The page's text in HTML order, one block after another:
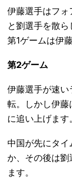
伊藤選手はフォ
と劉選手を散ら
第1ゲームは伊
第2ゲーム
伊藤選手が速
転。しかし伊
に追い上げます
中国が先にタ
か、その後は劉
ます。